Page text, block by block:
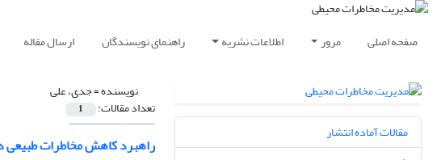
صفحه اصلی مرور اطلاعات نشریه راهنمای نویسندگان ارسال مقاله
نویسنده =جدی، علی
تعداد مقالات: 1
راهبرد کاهش مخاطرات طبیعی
مقالات آماده انتشار